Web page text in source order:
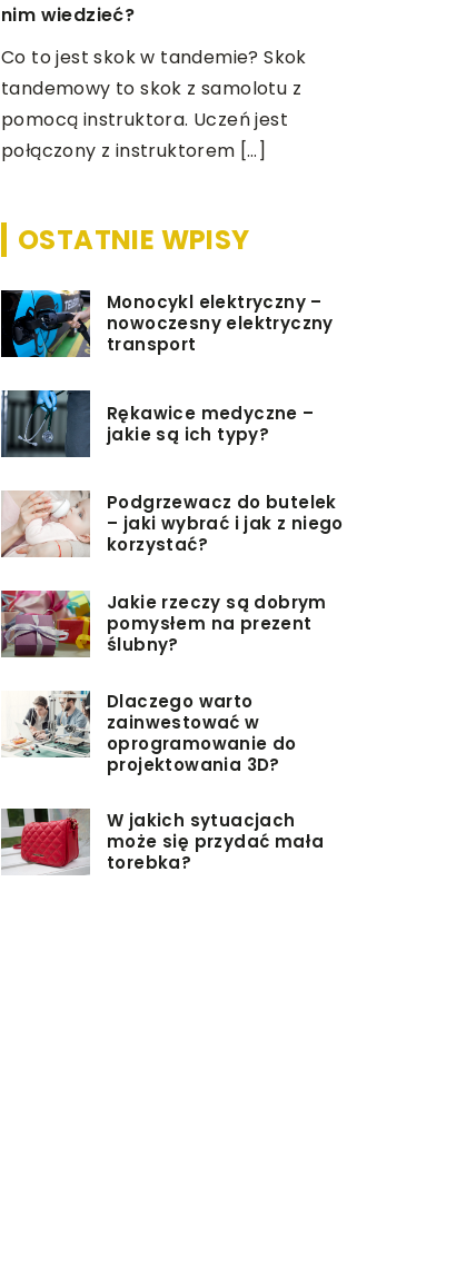
nim wiedzieć?
Co to jest skok w tandemie? Skok
tandemowy to skok z samolotu z
pomocą instruktora. Uczeń jest
połączony z instruktorem […]
OSTATNIE WPISY
Monocykl elektryczny –
nowoczesny elektryczny
transport
Rękawice medyczne –
jakie są ich typy?
Podgrzewacz do butelek
– jaki wybrać i jak z niego
korzystać?
Jakie rzeczy są dobrym
pomysłem na prezent
ślubny?
Dlaczego warto
zainwestować w
oprogramowanie do
projektowania 3D?
W jakich sytuacjach
może się przydać mała
torebka?